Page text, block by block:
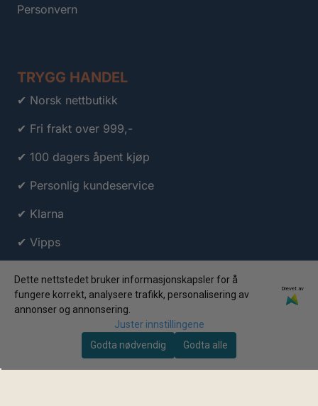
Personvern
TRYGG HANDEL
✔ Norsk nettbutikk
✔ Fri frakt over 999,-
✔ 100 dagers åpent kjøp
✔ Personlig kundeservice
✔ Klarna
✔ Vipps
© 2026 Travelstuff.no AS • Org.nr: 998 063 809 • Alle
Dette nettstedet bruker informasjonskapsler for å
fungere korrekt, analysere trafikk, personalisering av
annonser og annonsering.
Drevet av
Juster innstillingene
Godta nødvendig
Godta alle